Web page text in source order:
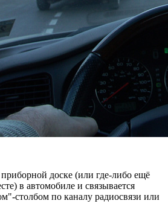
доске (или где-либо ещё
в автомобиле и связывается
столбом по каналу радиосвязи или